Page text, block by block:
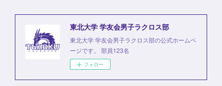
東北大学 学友会男子ラクロス部
東北大学 学友会男子ラクロス部の公式ホームペ
ージです。 部員123名
フォロー